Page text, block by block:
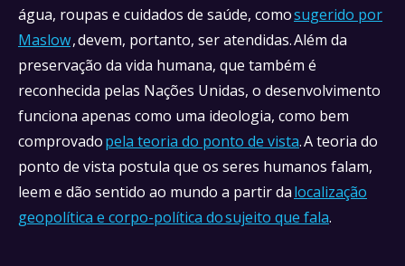
água, roupas e cuidados de saúde, comosugerido por
Maslow, devem, portanto, ser atendidas. Além da
preservação da vida humana, que também é
reconhecida pelas Nações Unidas, o desenvolvimento
funciona apenas como uma ideologia, como bem
comprovadopela teoria do ponto de vista. A teoria do
ponto de vista postula que os seres humanos falam,
leem e dão sentido ao mundo a partir dalocalização
geopolítica e corpo-política do sujeito que fala.